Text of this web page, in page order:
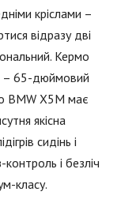
кріслами –
відразу дві
Кермо
– 65-дюймовий
BMW X5M має
якісна
сидінь і
і безліч
класу.